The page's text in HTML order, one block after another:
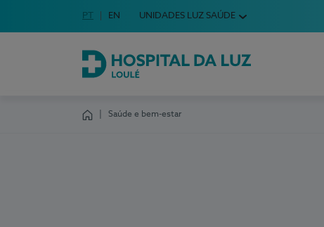
Escolha o seu idioma
Idioma em Português
PT English Language
EN UNIDADES LUZ SAÚDE
Hospital da Luz Loulé
Saúde e bem-estar